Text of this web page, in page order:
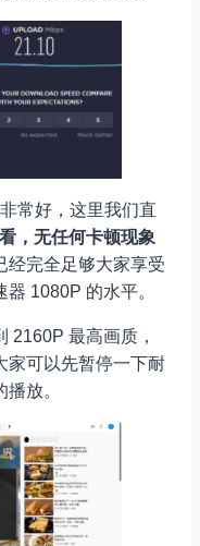
常好，这里我们直
，无任何卡顿现象
经完全足够大家享受
1080P 的水平。
2160P 最高画质，
家可以先暂停一下耐
放。